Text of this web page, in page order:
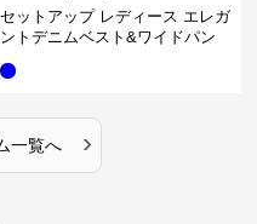
セットアップ レディース エレガ
ントデニムベスト&ワイドパン
一覧へ ›